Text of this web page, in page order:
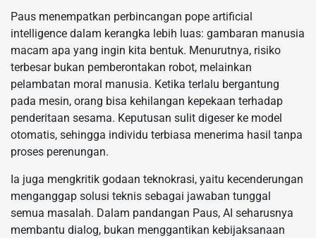
Paus menempatkan perbincangan pope artificial
intelligence dalam kerangka lebih luas: gambaran manusia
macam apa yang ingin kita bentuk. Menurutnya, risiko
terbesar bukan pemberontakan robot, melainkan
pelambatan moral manusia. Ketika terlalu bergantung
pada mesin, orang bisa kehilangan kepekaan terhadap
penderitaan sesama. Keputusan sulit digeser ke model
otomatis, sehingga individu terbiasa menerima hasil tanpa
proses perenungan.
Ia juga mengkritik godaan teknokrasi, yaitu kecenderungan
menganggap solusi teknis sebagai jawaban tunggal
semua masalah. Dalam pandangan Paus, AI seharusnya
membantu dialog, bukan menggantikan kebijaksanaan